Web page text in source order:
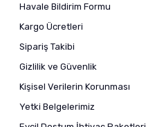
Havale Bildirim Formu
Kargo Ücretleri
Sipariş Takibi
Gizlilik ve Güvenlik
Kişisel Verilerin Korunması
Yetki Belgelerimiz